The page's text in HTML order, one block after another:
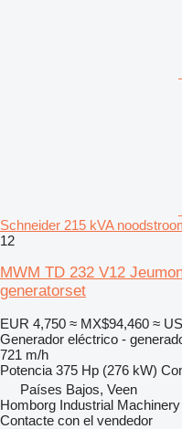
Schneider 215 kVA
12
MWM TD 232 V12
generatorset
EUR 4,750 ≈ MX$94,460 ≈
Generador eléctrico -
721 m/h
Potencia 375 Hp (276 kW)
Países Bajos, Veen
Homborg Industrial Machinery
Contacte con el vendedor